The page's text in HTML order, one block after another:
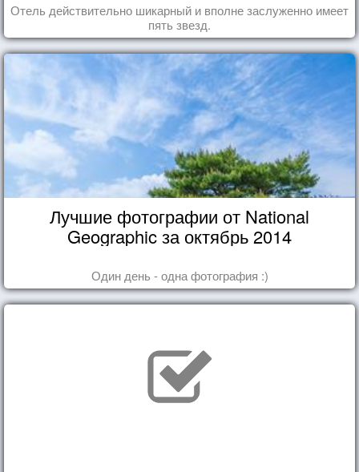
Отель действительно шикарный и вполне заслуженно имеет
пять звезд.
Лучшие фотографии от National
Geographic за октябрь 2014
Один день - одна фотография :)